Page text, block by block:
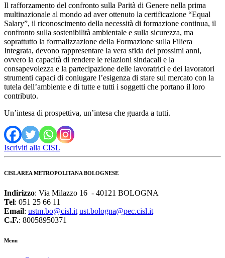
Il rafforzamento del confronto sulla Parità di Genere nella prima
multinazionale al mondo ad aver ottenuto la certificazione “Equal
Salary”, il riconoscimento della necessità di formazione continua, il
confronto sulla sostenibilità ambientale e sulla sicurezza, ma
soprattutto la formalizzazione della Formazione sulla Filiera
Integrata, devono rappresentare la vera sfida dei prossimi anni,
ovvero la capacità di rendere le relazioni sindacali e la
consapevolezza e la partecipazione delle lavoratrici e dei lavoratori
strumenti capaci di coniugare l’esigenza di stare sul mercato con la
tutela dell’ambiente e di tutte e tutti i soggetti che portano il loro
contributo.
Un’intesa di prospettiva, un’intesa che guarda a tutti.
Iscriviti alla CISL
CISL AREA METROPOLITANA BOLOGNESE
Indirizzo: Via Milazzo 16 - 40121 BOLOGNA
Tel: 051 25 66 11
Email: ustm.bo@cisl.it ust.bologna@pec.cisl.it
C.F.: 80058950371
Menu